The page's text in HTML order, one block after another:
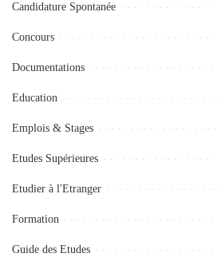
Candidature Spontanée
Concours
Documentations
Education
Emplois & Stages
Etudes Supérieures
Etudier à l'Etranger
Formation
Guide des Etudes